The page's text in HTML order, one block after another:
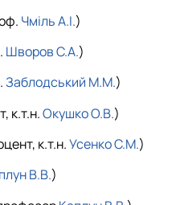
Чміль А.І.)
Шворов С.А.)
Заблодський М.М.)
к.т.н.Окушко О.В.)
к.т.н.Усенко С.М.)
В.В.)